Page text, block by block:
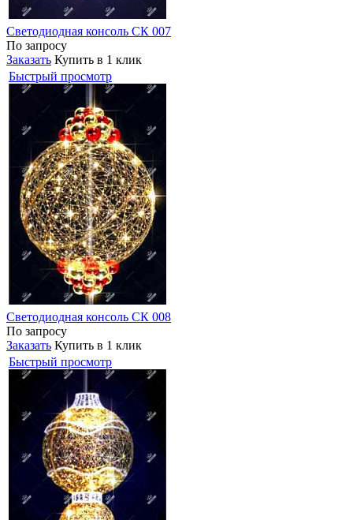
Светодиодная консоль СК 007
По запросу
Заказать Купить в 1 клик
Быстрый просмотр
Светодиодная консоль СК 008
По запросу
Заказать Купить в 1 клик
Быстрый просмотр